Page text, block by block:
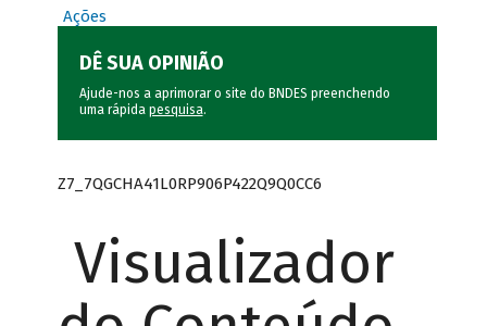
Ações
DÊ SUA OPINIÃO
Ajude-nos a aprimorar o site do BNDES preenchendo
uma rápida pesquisa.
Z7_7QGCHA41L0RP906P422Q9Q0CC6
Visualizador